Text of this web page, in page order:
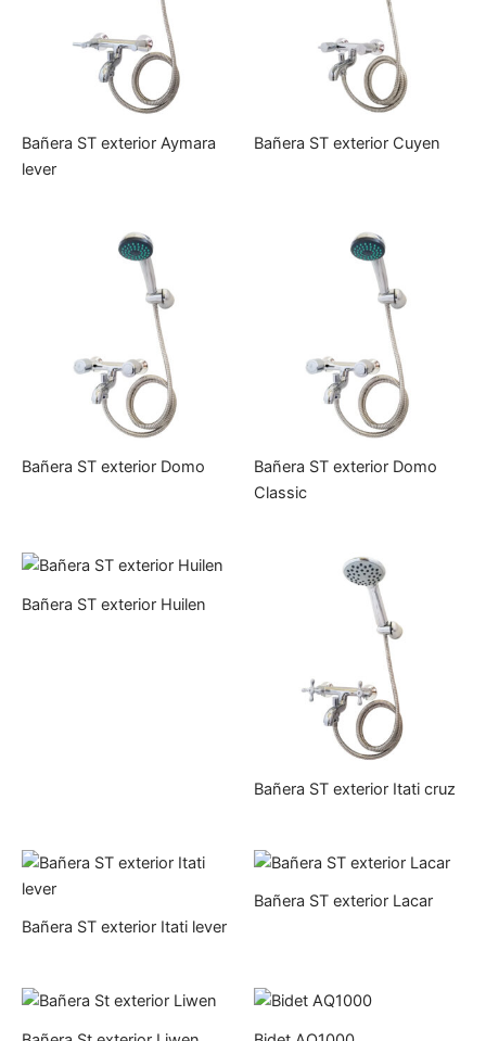
Bañera ST exterior Aymara
lever
Bañera ST exterior Cuyen
Bañera ST exterior Domo
Bañera ST exterior Domo
Classic
Bañera ST exterior Huilen
Bañera ST exterior Itati cruz
Bañera ST exterior Itati lever
Bañera ST exterior Lacar